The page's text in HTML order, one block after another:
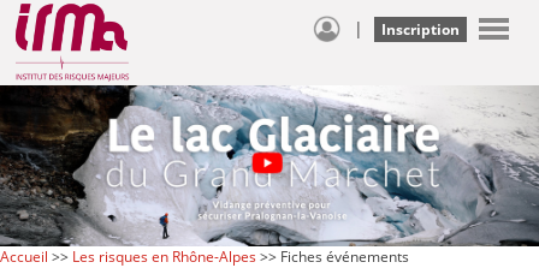
| Inscription
Accueil >> Les risques en Rhône-Alpes>> Fiches événements